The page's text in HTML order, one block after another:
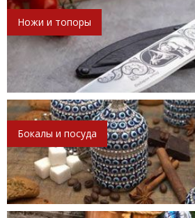
Ножи и топоры
Бокалы и посуда